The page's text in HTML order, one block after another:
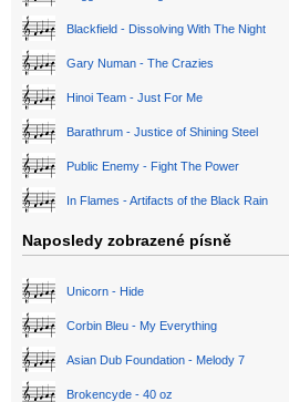
Blackfield - Dissolving With The Night
Gary Numan - The Crazies
Hinoi Team - Just For Me
Barathrum - Justice of Shining Steel
Public Enemy - Fight The Power
In Flames - Artifacts of the Black Rain
Naposledy zobrazené písně
Unicorn - Hide
Corbin Bleu - My Everything
Asian Dub Foundation - Melody 7
Brokencyde - 40 oz